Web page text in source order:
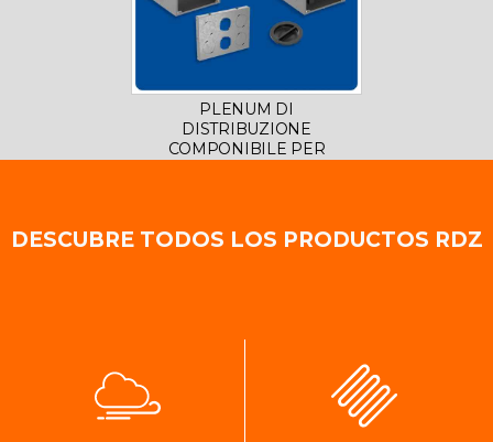
PLENUM DI
DISTRIBUZIONE
COMPONIBILE PER
DESCUBRE TODOS LOS PRODUCTOS RDZ